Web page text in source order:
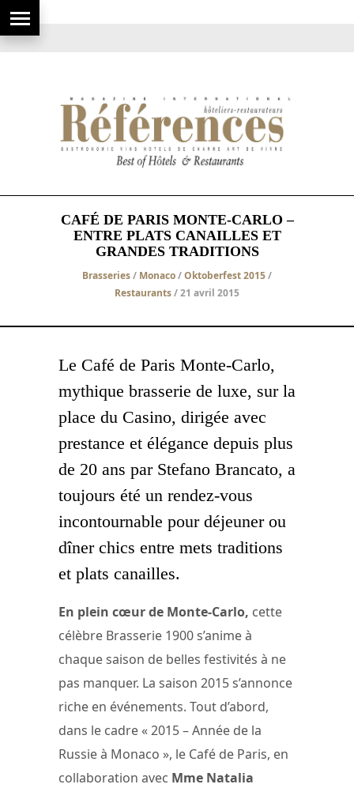
CAFÉ DE PARIS MONTE-CARLO –
ENTRE PLATS CANAILLES ET
GRANDES TRADITIONS
Brasseries/ Monaco/Oktoberfest 2015/
Restaurants/ 21 avril 2015
Le Café de Paris Monte-Carlo,
mythique brasserie de luxe, sur la
place du Casino, dirigée avec
prestance et élégance depuis plus
de 20 ans par Stefano Brancato, a
toujours été un rendez-vous
incontournable pour déjeuner ou
dîner chics entre mets traditions
et plats canailles.
En plein cœur de Monte-Carlo, cette
célèbre Brasserie 1900 s’anime à
chaque saison de belles festivités à ne
pas manquer. La saison 2015 s’annonce
riche en événements. Tout d’abord,
dans le cadre « 2015 – Année de la
Russie à Monaco », le Café de Paris, en
collaboration avec Mme Natalia